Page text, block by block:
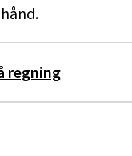
regning